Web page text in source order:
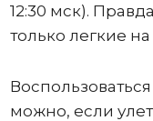
12:30 мск).
только легкие
можно, если